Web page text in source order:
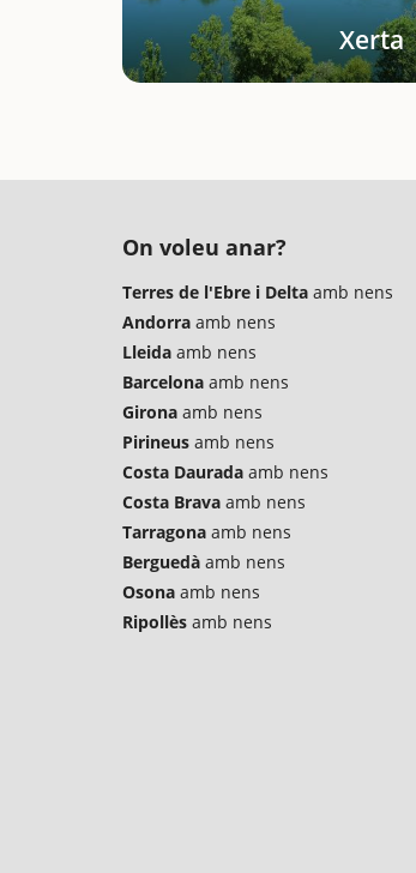
Xerta
On voleu anar?
Terres de l'Ebre i Delta amb nens
Andorra amb nens
Lleida amb nens
Barcelona amb nens
Girona amb nens
Pirineus amb nens
Costa Daurada amb nens
Costa Brava amb nens
Tarragona amb nens
Berguedà amb nens
Osona amb nens
Ripollès amb nens